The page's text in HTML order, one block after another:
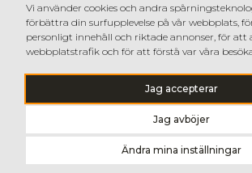
Vi använder cookies och andra
förbättra din surfupplevelse på vår webbplats,
personligt innehåll och riktade annonser, för att
webbplatstrafik och för att förstå var våra
Jag accepterar
Jag avböjer
Ändra mina inställningar
Möjligheterna med belysning i LED är
oändliga. På gop är vi stolta över att
marknadens bredaste program av
akryl och PC särskilt utvecklade för
inom skylt och tryck.
Se vårt sortiment av Plexiglas Akryl